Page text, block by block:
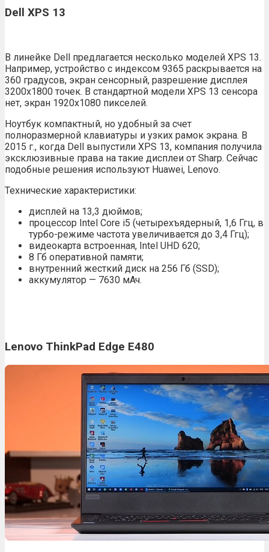
Dell XPS 13
В линейке Dell предлагается несколько моделей XPS 13.
Например, устройство с индексом 9365 раскрывается на
360 градусов, экран сенсорный, разрешение дисплея
3200х1800 точек. В стандартной модели XPS 13 сенсора
нет, экран 1920х1080 пикселей.
Ноутбук компактный, но удобный за счет
полноразмерной клавиатуры и узких рамок экрана. В
2015 г., когда Dell выпустили XPS 13, компания получила
эксклюзивные права на такие дисплеи от Sharp. Сейчас
подобные решения используют Huawei, Lenovo.
Технические характеристики:
дисплей на 13,3 дюймов;
процессор Intel Core i5 (четырехъядерный, 1,6 Ггц, в
турбо-режиме частота увеличивается до 3,4 Ггц);
видеокарта встроенная, Intel UHD 620;
8 Гб оперативной памяти;
внутренний жесткий диск на 256 Гб (SSD);
аккумулятор — 7630 мАч.
Lenovo ThinkPad Edge E480